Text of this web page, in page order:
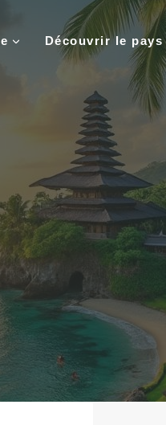
Découvrir le pays